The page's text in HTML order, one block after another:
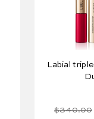
Labial
$340.00